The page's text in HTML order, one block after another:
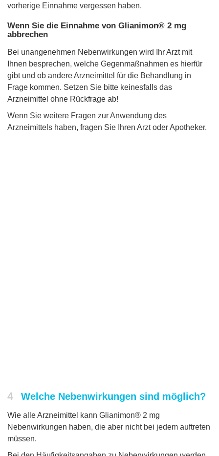
vorherige Einnahme vergessen haben.
Wenn Sie die Einnahme von Glianimon® 2 mg
abbrechen
Bei unangenehmen Nebenwirkungen wird Ihr Arzt mit
Ihnen besprechen, welche Gegenmaßnahmen es hierfür
gibt und ob andere Arzneimittel für die Behandlung in
Frage kommen. Setzen Sie bitte keinesfalls das
Arzneimittel ohne Rückfrage ab!
Wenn Sie weitere Fragen zur Anwendung des
Arzneimittels haben, fragen Sie Ihren Arzt oder Apotheker.
4 Welche Nebenwirkungen sind möglich?
Wie alle Arzneimittel kann Glianimon® 2 mg
Nebenwirkungen haben, die aber nicht bei jedem auftreten
müssen.